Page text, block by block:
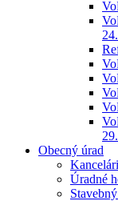
Obecný úrad
Úradné